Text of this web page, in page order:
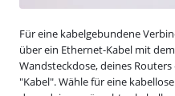
Für eine kabelgebundene
über ein Ethernet-Kabel mit
Wandsteckdose, deines
"Kabel". Wähle für eine